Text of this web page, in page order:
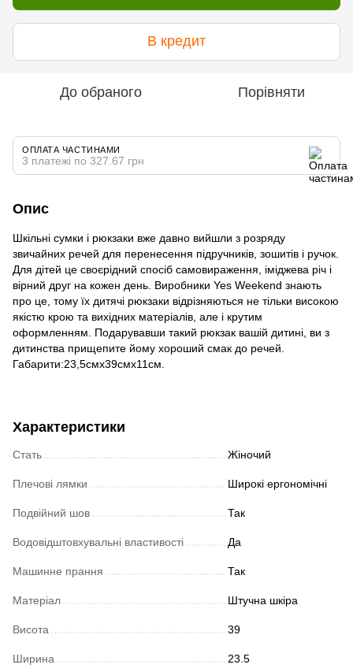
В кредит
До обраного Порівняти
ОПЛАТА ЧАСТИНАМИ
3 платежі по 327.67 грн
Опис
Шкільні сумки і рюкзаки вже давно вийшли з розряду
звичайних речей для перенесення підручників, зошитів і ручок.
Для дітей це своєрідний спосіб самовираження, іміджева річ і
вірний друг на кожен день. Виробники Yes Weekend знають
про це, тому їх дитячі рюкзаки відрізняються не тільки високою
якістю крою та вихідних матеріалів, але і крутим
оформленням. Подарувавши такий рюкзак вашій дитині, ви з
дитинства прищепите йому хороший смак до речей.
Габарити:23,5смх39смх11см.
Характеристики
Стать Жіночий
Плечові лямки Широкі ергономічні
Подвійний шов Так
Водовідштовхувальні властивості Да
Машинне прання Так
Матеріал Штучна шкіра
Висота 39
Ширина 23.5